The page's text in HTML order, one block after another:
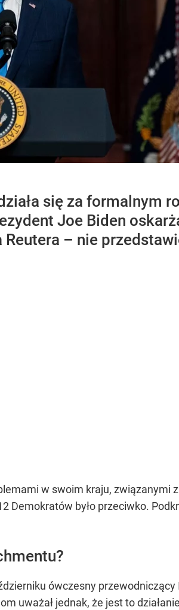
się za formalnym
Joe Biden
– nie
w swoim kraju, związanymi
Demokratów było przeciwko.
ówczesny
uważał jednak, że jest to